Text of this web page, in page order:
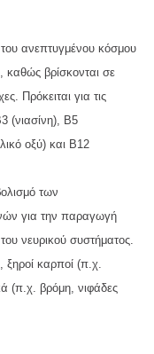
ανεπτυγμένου κόσμου
καθώς βρίσκονται σε
Πρόκειται για τις
(νιασίνη), Β5
οξύ) και Β12
των
για την παραγωγή
νευρικού συστήματος.
ξηροί καρποί (π.χ.
(π.χ. βρόμη, νιφάδες